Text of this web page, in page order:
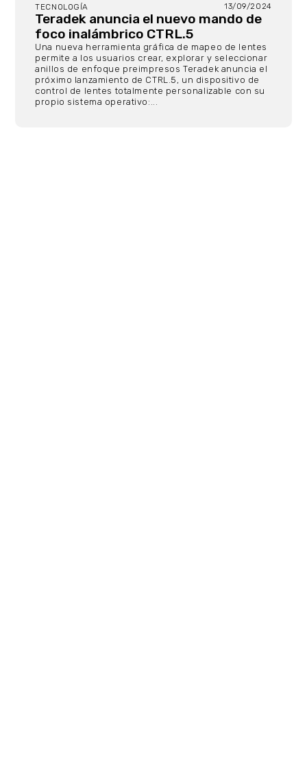
TECNOLOGÍA 13/09/2024
Teradek anuncia el nuevo mando de
foco inalámbrico CTRL.5
Una nueva herramienta gráfica de mapeo de lentes
permite a los usuarios crear, explorar y seleccionar
anillos de enfoque preimpresos Teradek anuncia el
próximo lanzamiento de CTRL.5, un dispositivo de
control de lentes totalmente personalizable con su
propio sistema operativo:...